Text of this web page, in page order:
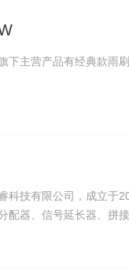
下主营产品有经典款雨
科技有限公司，成立于
配器、信号延长器、拼